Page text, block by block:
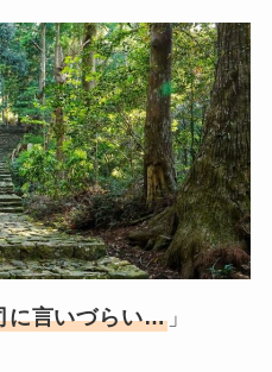
に言いづらい… 」